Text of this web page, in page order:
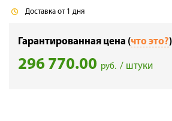
Доставка от 1 дня
Гарантированная цена (что это?
296 770.00 руб. / штуки